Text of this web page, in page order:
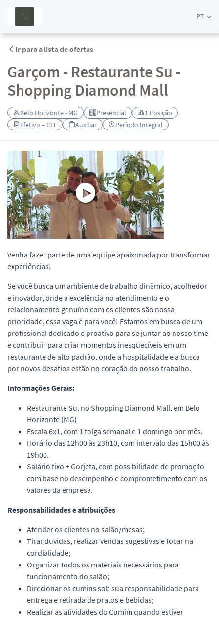
PT
Ir para a lista de ofertas
Garçom - Restaurante Su -
Shopping Diamond Mall
Belo Horizonte - MG Presencial
1 Posição
Efetivo – CLT
Auxiliar Período Integral
Venha fazer parte de uma equipe apaixonada por transformar
experiências!
Se você busca um ambiente de trabalho dinâmico, acolhedor
e inovador, onde a excelência no atendimento e o
relacionamento genuíno com os clientes são nossa
prioridade, essa vaga é para você! Estamos em busca de um
profissional dedicado e proativo para se juntar ao nosso time
e contribuir para criar momentos inesquecíveis em um
restaurante de alto padrão, onde a hospitalidade e a busca
por novos desafios estão no coração do nosso trabalho.
Informações Gerais:
Restaurante Su, no Shopping Diamond Mall, em Belo
Horizonte (MG)
Escala 6x1, com 1 folga semanal e 1 domingo por mês.
Horário das 12h00 às 23h10, com intervalo das 15h00 às
19h00.
Salário fixo + Gorjeta, com possibilidade de promoção
com base no desempenho e comprometimento com os
valores da empresa.
Responsabilidades e atribuições
Atender os clientes no salão/mesas;
Tirar duvidas, realizar vendas sugestivas e focar na
cordialidade;
Organizar todos os materiais necessários para
funcionamento do salão;
Direcionar os cumins sob sua responsabilidade para
entrega e retirada de pratos e bebidas;
Realizar as atividades do Cumim quando estiver